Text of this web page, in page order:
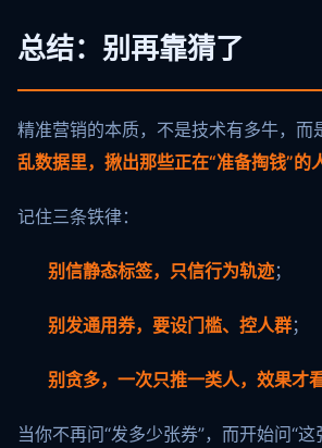
总结：别再靠猜了
精准营销的本质，不是技术有多牛，而
乱数据里，揪出那些正在“准备掏钱”的
记住三条铁律：
别信静态标签，只信行为轨迹；
别发通用券，要设门槛、控人群；
别贪多，一次只推一类人，效果才
当你不再问“发多少张券”，而开始问“